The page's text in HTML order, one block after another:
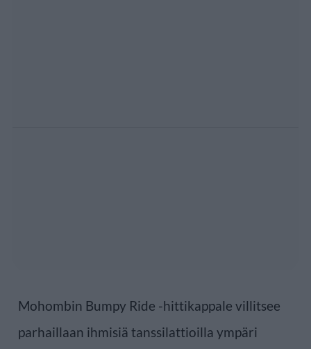
Mohombin Bumpy Ride -hittikappale villitsee
parhaillaan ihmisiä tanssilattioilla ympäri